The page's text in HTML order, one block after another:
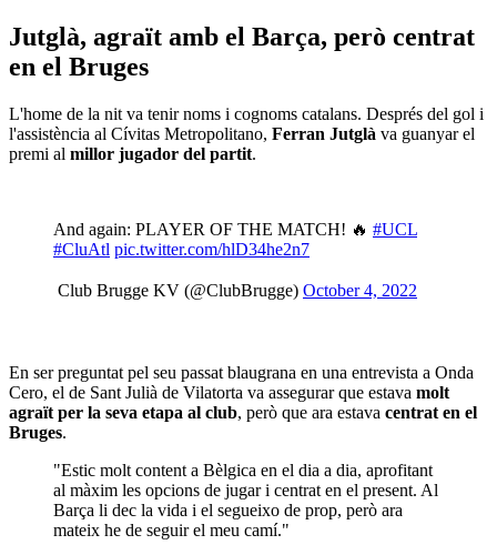
Jutglà, agraït amb el Barça, però centrat
en el Bruges
L'home de la nit va tenir noms i cognoms catalans. Després del gol i
l'assistència al Cívitas Metropolitano, Ferran Jutglà va guanyar el
premi al millor jugador del partit.
And again: PLAYER OF THE MATCH! 🔥 #UCL
#CluAtl pic.twitter.com/hlD34he2n7
 Club Brugge KV (@ClubBrugge) October 4, 2022
En ser preguntat pel seu passat blaugrana en una entrevista a Onda
Cero, el de Sant Julià de Vilatorta va assegurar que estava molt
agraït per la seva etapa al club, però que ara estava centrat en el
Bruges.
"Estic molt content a Bèlgica en el dia a dia, aprofitant
al màxim les opcions de jugar i centrat en el present. Al
Barça li dec la vida i el segueixo de prop, però ara
mateix he de seguir el meu camí."